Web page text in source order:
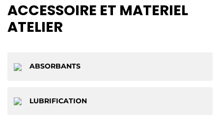
ACCESSOIRE ET MATERIEL
ATELIER
ABSORBANTS
LUBRIFICATION